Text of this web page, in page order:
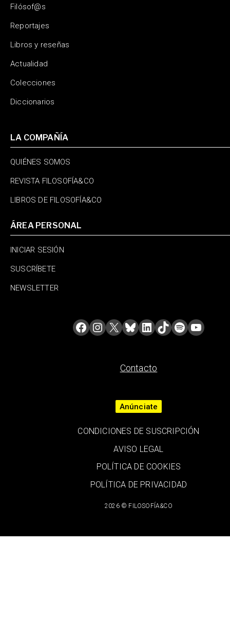
Filósof@s
Reportajes
Libros y reseñas
Actualidad
Colecciones
Diccionarios
LA COMPAÑÍA
QUIÉNES SOMOS
REVISTA FILOSOFÍA&CO
LIBROS DE FILOSOFÍA&CO
ÁREA PERSONAL
INICIAR SESIÓN
SUSCRÍBETE
NEWSLETTER
Contacto
2026 © FILOSOFÍA&CO
Anúnciate
CONDICIONES DE SUSCRIPCIÓN
AVISO LEGAL
POLÍTICA DE COOKIES
POLÍTICA DE PRIVACIDAD